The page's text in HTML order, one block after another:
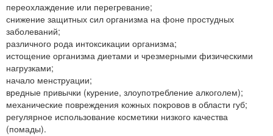
переохлаждение или перегревание;
снижение защитных сил организма на фоне простудных
заболеваний;
различного рода интоксикации организма;
истощение организма диетами и чрезмерными физическими
нагрузками;
начало менструации;
вредные привычки (курение, злоупотребление алкоголем);
механические повреждения кожных покровов в области губ;
регулярное использование косметики низкого качества
(помады).